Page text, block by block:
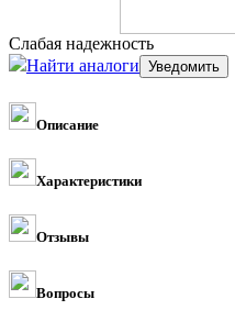
Слабая надежность
Найти аналоги
Описание
Характеристики
Отзывы
Вопросы